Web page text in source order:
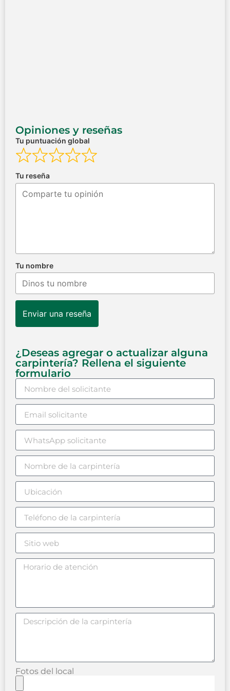
Opiniones y reseñas
Tu puntuación global
Tu reseña
Tu nombre
Enviar una reseña
¿Deseas agregar o actualizar alguna
carpintería? Rellena el siguiente
formulario
Fotos del local